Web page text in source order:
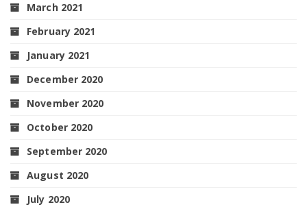
March 2021
February 2021
January 2021
December 2020
November 2020
October 2020
September 2020
August 2020
July 2020